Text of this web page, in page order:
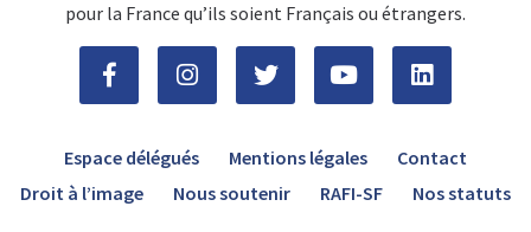
pour la France qu’ils soient Français ou étrangers.
Espace délégués Mentions légales
Contact
Droit à l’image
Nous soutenir RAFI-SF Nos statuts